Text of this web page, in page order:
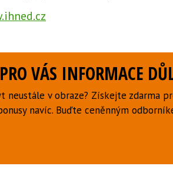
VÁS INFORMACE
neustále v obraze? Získejte zdarma
navíc. Buďte ceněnným